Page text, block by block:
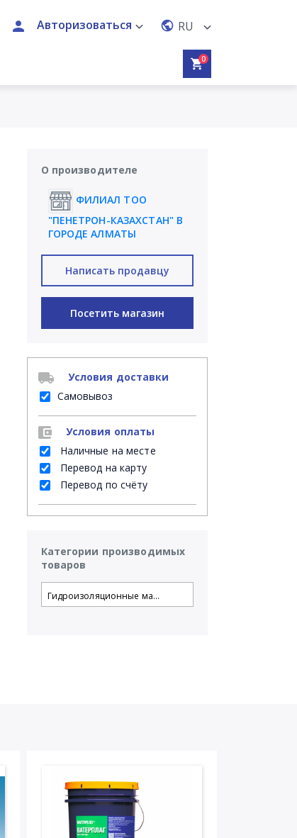
Авторизоваться RU
0
Часто задаваемые вопросы
О производителе
ФИЛИАЛ ТОО
"ПЕНЕТРОН-КАЗАХСТАН" В
ГОРОДЕ АЛМАТЫ
Написать продавцу
Посетить магазин
Условия доставки
Самовывоз
Условия оплаты
Наличные на месте
Перевод на карту
Перевод по счёту
Категории производимых
товаров
Гидроизоляционные ма...